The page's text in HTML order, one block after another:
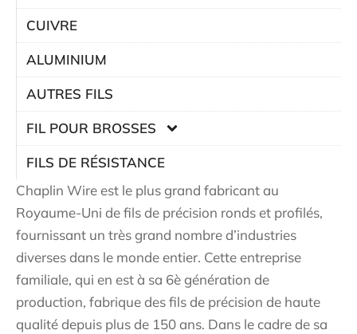
CUIVRE
ALUMINIUM
AUTRES FILS
FIL POUR BROSSES
FILS DE RÉSISTANCE
Chaplin Wire est le plus grand fabricant au
Royaume-Uni de fils de précision ronds et profilés,
fournissant un très grand nombre d’industries
diverses dans le monde entier. Cette entreprise
familiale, qui en est à sa 6è génération de
production, fabrique des fils de précision de haute
qualité depuis plus de 150 ans. Dans le cadre de sa